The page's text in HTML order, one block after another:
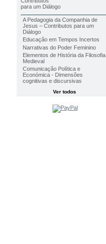
A Pedagogia da Companhia de
Jesus – Contributos para um
Diálogo
Educação em Tempos Incertos
Narrativas do Poder Feminino
Elementos de História da Filosofia
Medieval
Comunicação Política e
Económica - Dimensões
cognitivas e discursivas
Ver todos